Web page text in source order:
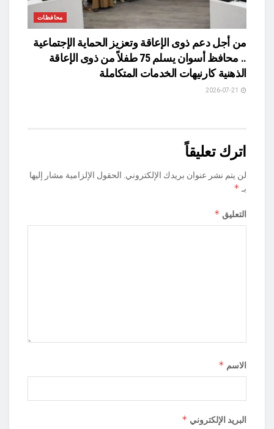
محافظات
من أجل دعم ذوى الإعاقة وتعزيز الحماية الإجتماعية
.. محافظ أسوان يسلم 75 طفلاً من ذوى الإعاقة
الذهنية كارنيهات الخدمات المتكاملة
اترك تعليقاً
لن يتم نشر عنوان بريدك الإلكتروني. الحقول الإلزامية مشار إليها
بـ *
التعليق *
الاسم *
البريد الإلكتروني *